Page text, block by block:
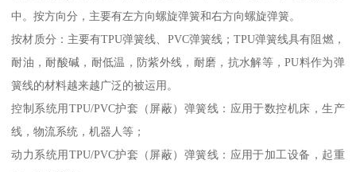
中。按方向分，主要有左方向螺旋弹簧和右方向螺旋弹簧。
按材质分：主要有TPU弹簧线、PVC弹簧线；TPU弹簧线具有阻燃，
耐油，耐酸碱，耐低温，防紫外线，耐磨，抗水解等，PU料作为弹
簧线的材料越来越广泛的被运用。
控制系统用TPU/PVC护套（屏蔽）弹簧线：应用于数控机床，生产
线，物流系统，机器人等；
动力系统用TPU/PVC护套（屏蔽）弹簧线：应用于加工设备，起重